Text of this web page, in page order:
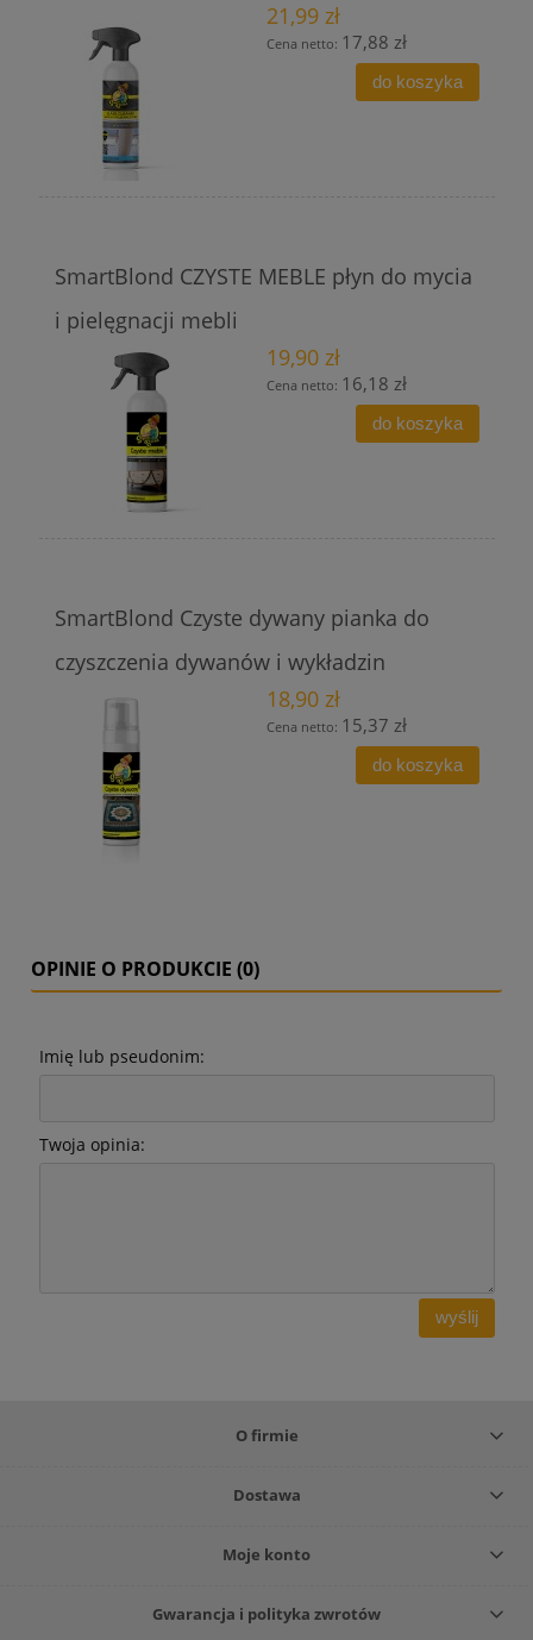
21,99 zł
Cena netto: 17,88 zł
do koszyka
SmartBlond CZYSTE MEBLE płyn do mycia
i pielęgnacji mebli
19,90 zł
Cena netto: 16,18 zł
do koszyka
SmartBlond Czyste dywany pianka do
czyszczenia dywanów i wykładzin
18,90 zł
Cena netto: 15,37 zł
do koszyka
OPINIE O PRODUKCIE (0)
Imię lub pseudonim:
Twoja opinia:
wyślij
O firmie
Dostawa
Moje konto
Gwarancja i polityka zwrotów